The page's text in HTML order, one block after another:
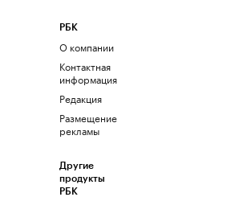
РБК
О компании
Контактная
информация
Редакция
Размещение
рекламы
Другие
продукты
РБК